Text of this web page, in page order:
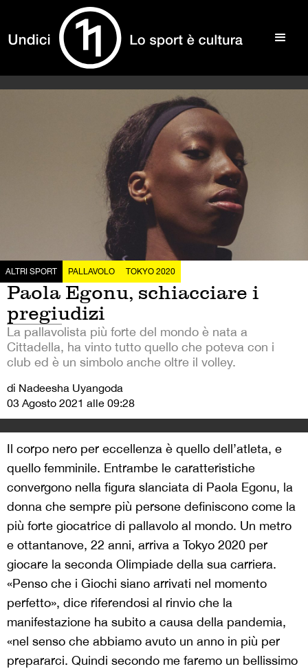
ALTRI SPORT PALLAVOLO TOKYO 2020
Paola Egonu, schiacciare i
pregiudizi
La pallavolista più forte del mondo è nata a
Cittadella, ha vinto tutto quello che poteva con i
club ed è un simbolo anche oltre il volley.
di Nadeesha Uyangoda
03 Agosto 2021 alle 09:28
Il corpo nero per eccellenza è quello dell’atleta, e
quello femminile. Entrambe le caratteristiche
convergono nella figura slanciata di Paola Egonu, la
donna che sempre più persone definiscono come la
più forte giocatrice di pallavolo al mondo. Un metro
e ottantanove, 22 anni, arriva a Tokyo 2020 per
giocare la seconda Olimpiade della sua carriera.
«Penso che i Giochi siano arrivati nel momento
perfetto», dice riferendosi al rinvio che la
manifestazione ha subito a causa della pandemia,
«nel senso che abbiamo avuto un anno in più per
prepararci. Quindi secondo me faremo un bellissimo